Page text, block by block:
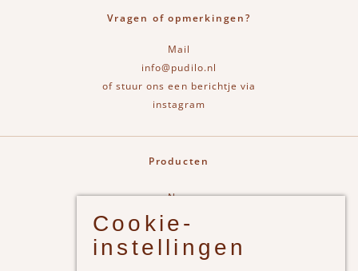
Vragen of opmerkingen?
Mail
info@pudilo.nl
of stuur ons een berichtje via
instagram
Producten
New
Jongens
Meisjes
Cookie-
instellingen